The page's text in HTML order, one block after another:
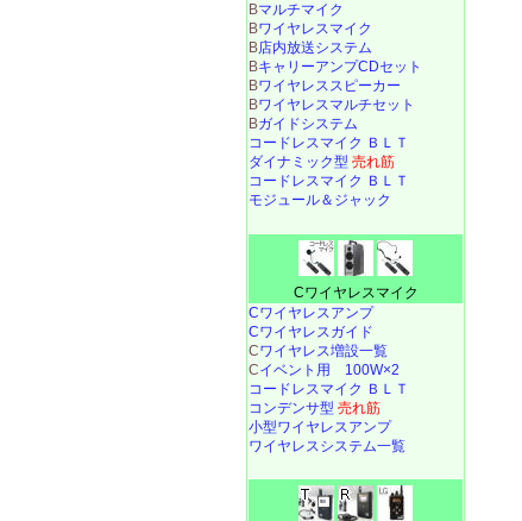
Bマルチマイク
Bワイヤレスマイク
B店内放送システム
BキャリーアンプCDセット
Bワイヤレススピーカー
Bワイヤレスマルチセット
Bガイドシステム
コードレスマイク ＢＬＴ
ダイナミック型 売れ筋
コードレスマイク ＢＬＴ
モジュール＆ジャック
Cワイヤレスマイク
Cワイヤレスアンプ
Cワイヤレスガイド
Cワイヤレス増設一覧
Cイベント用 100W×2
コードレスマイク ＢＬＴ
コンデンサ型 売れ筋
小型ワイヤレスアンプ
ワイヤレスシステム一覧